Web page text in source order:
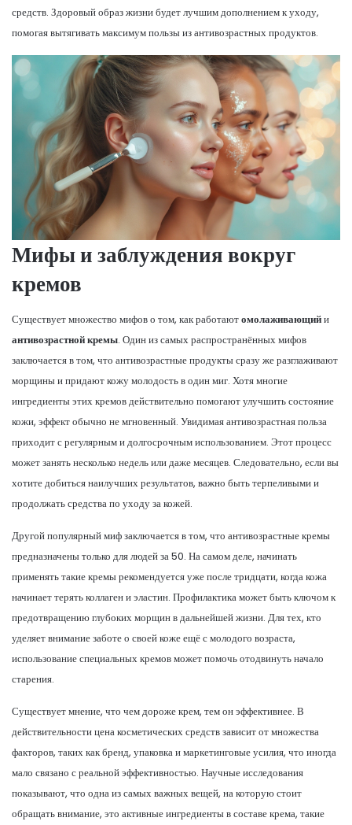
средств. Здоровый образ жизни будет лучшим дополнением к уходу,
помогая вытягивать максимум пользы из антивозрастных продуктов.
Мифы и заблуждения вокруг
кремов
Существует множество мифов о том, как работаютомолаживающийи
антивозрастной кремы. Один из самых распространённых мифов
заключается в том, что антивозрастные продукты сразу же разглаживают
морщины и придают кожу молодость в один миг. Хотя многие
ингредиенты этих кремов действительно помогают улучшить состояние
кожи, эффект обычно не мгновенный. Увидимая антивозрастная польза
приходит с регулярным и долгосрочным использованием. Этот процесс
может занять несколько недель или даже месяцев. Следовательно, если вы
хотите добиться наилучших результатов, важно быть терпеливыми и
продолжать средства по уходу за кожей.
Другой популярный миф заключается в том, что антивозрастные кремы
предназначены только для людей за 50. На самом деле, начинать
применять такие кремы рекомендуется уже после тридцати, когда кожа
начинает терять коллаген и эластин. Профилактика может быть ключом к
предотвращению глубоких морщин в дальнейшей жизни. Для тех, кто
уделяет внимание заботе о своей коже ещё с молодого возраста,
использование специальных кремов может помочь отодвинуть начало
старения.
Существует мнение, что чем дороже крем, тем он эффективнее. В
действительности цена косметических средств зависит от множества
факторов, таких как бренд, упаковка и маркетинговые усилия, что иногда
мало связано с реальной эффективностью. Научные исследования
показывают, что одна из самых важных вещей, на которую стоит
обращать внимание, это активные ингредиенты в составе крема, такие